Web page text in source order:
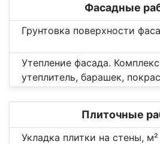
Фасадные
Грунтовка поверхности
Утепление фасада.
утеплитель, барашек,
Плиточные
Укладка плитки на стены, м²